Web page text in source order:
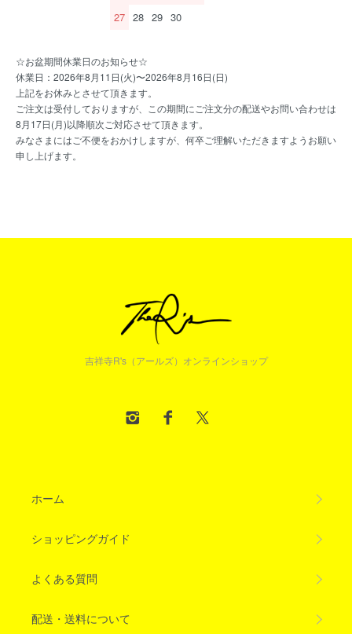
27 28 29 30
☆お盆期間休業日のお知らせ☆
休業日：2026年8月11日(火)〜2026年8月16日(日)
上記をお休みとさせて頂きます。
ご注文は受付しておりますが、この期間にご注文分の配送やお問い合わせは
8月17日(月)以降順次ご対応させて頂きます。
みなさまにはご不便をおかけしますが、何卒ご理解いただきますようお願い
申し上げます。
吉祥寺R's（アールズ）オンラインショップ
ホーム
ショッピングガイド
よくある質問
配送・送料について